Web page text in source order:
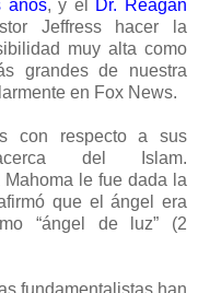
años, y el Dr. Reagan
Jeffress hacer la
muy alta como
grandes de nuestra
en Fox News.
con respecto a sus
del Islam.
le fue dada la
que el ángel era
“ángel de luz” (2